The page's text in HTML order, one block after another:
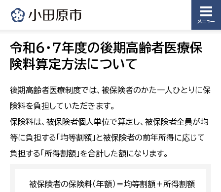
メニュー
令和６・７年度の後期高齢者医療保
険料算定方法について
後期高齢者医療制度では、被保険者のかた一人ひとりに保
険料を負担していただきます。
保険料は、被保険者個人単位で算定し、被保険者全員が均
等に負担する「均等割額」と被保険者の前年所得に応じて
負担する「所得割額」を合計した額になります。
被保険者の保険料（年額）＝均等割額＋所得割額